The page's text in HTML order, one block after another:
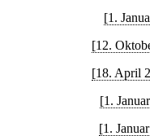
[1.
[12.
[18. April
[1.
[1.